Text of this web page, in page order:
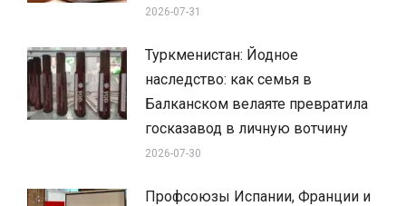
2026-07-31
Туркменистан: Йодное
наследство: как семья в
Балканском велаяте превратила
госказавод в личную вотчину
2026-07-30
Профсоюзы Испании, Франции и